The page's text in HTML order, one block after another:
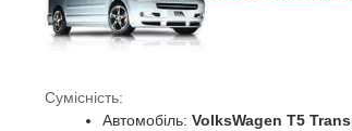
Сумісність:
Автомобіль: VolksWagen T5